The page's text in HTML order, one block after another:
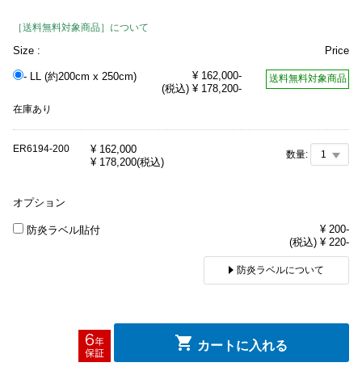
［送料無料対象商品］について
Size : Price
- LL (約200cm x 250cm)
¥ 162,000-
(税込) ¥ 178,200-
送料無料対象商品
在庫あり
ER6194-200 ¥ 162,000
¥ 178,200(税込)
数量:
オプション
防炎ラベル貼付
¥ 200-
(税込) ¥ 220-
防炎ラベルについて
カートに入れる